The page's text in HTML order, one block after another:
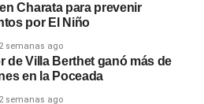
Charata para prevenir
por El Niño
2 semanas ago
de Villa Berthet ganó más de
en la Poceada
2 semanas ago